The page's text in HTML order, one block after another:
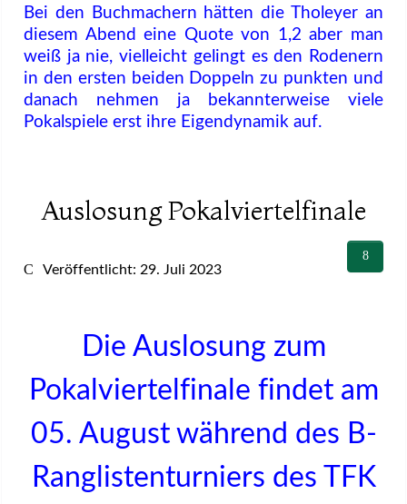
Bei den Buchmachern hätten die Tholeyer an
diesem Abend eine Quote von 1,2 aber man
weiß ja nie, vielleicht gelingt es den Rodenern
in den ersten beiden Doppeln zu punkten und
danach nehmen ja bekannterweise viele
Pokalspiele erst ihre Eigendynamik auf.
Auslosung Pokalviertelfinale
Veröffentlicht: 29. Juli 2023
Die Auslosung zum
Pokalviertelfinale findet am
05. August während des B-
Ranglistenturniers des TFK